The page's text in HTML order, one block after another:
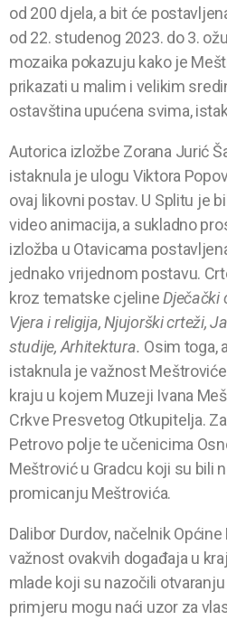
od 200 djela, a bit će
od 22. studenog 2023. do 3.
mozaika pokazuju kako je
prikazati u malim i velikim
ostavština upućena svima,
Autorica izložbe Zorana Jurić
istaknula je ulogu Viktora
ovaj likovni postav. U Splitu je
video animacija, a sukladno
izložba u Otavicama
jednako vrijednom postavu.
kroz tematske cjelineDječački
Vjera i religija, Njujorški crteži,
studije, Arhitektura. Osim toga,
istaknula je važnost
kraju u kojem Muzeji Ivana
Crkve Presvetog Otkupitelja.
Petrovo polje te učenicima
Meštrović u Gradcu koji su bili
promicanju Meštrovića.
Dalibor Durdov, načelnik
važnost ovakvih događaja u
mlade koji su nazočili
primjeru mogu naći uzor za